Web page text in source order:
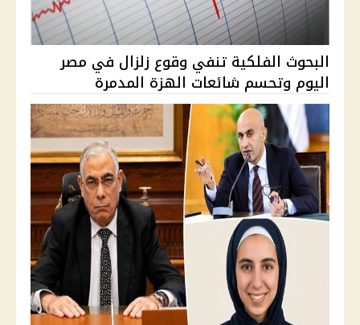
البحوث الفلكية تنفي وقوع زلزال في مصر
اليوم وتحسم شائعات الهزة المدمرة